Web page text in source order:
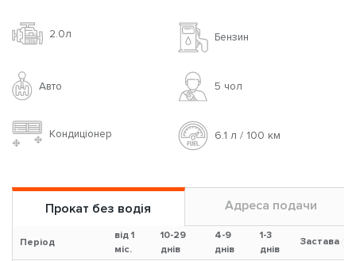
2.0л Бензин
Авто 5 чoл
Кондиціонер 6.1 л / 100 км
Прокат без водія Адреса подачи
Період
від 1
міс.
10-29
днів
4-9
днів
1-3
днів
Застава